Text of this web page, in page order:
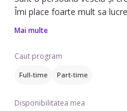
Îmi place foarte mult sa
fost bona pentru o fetita de
Îmi place foarte mult
punctuala și atenta la detalii.
Mai multe
Caut program
Full-time Part-time
Disponibilitatea mea